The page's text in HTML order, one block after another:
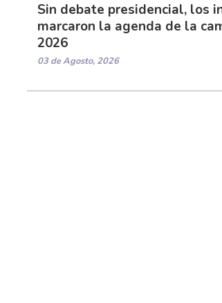
Sin debate presidencial, los
marcaron la agenda de la
2026
03 de Agosto, 2026